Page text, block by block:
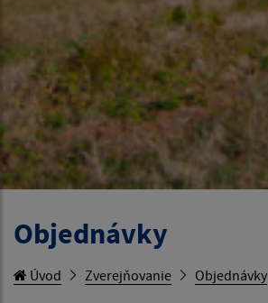
Objednávky
Úvod Zverejňovanie Objednávky